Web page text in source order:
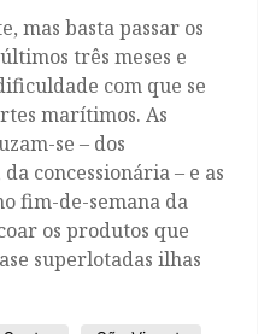
mas basta passar os
três meses e
com que se
marítimos. As
se – dos
concessionária – e as
fim-de-semana da
os produtos que
superlotadas ilhas